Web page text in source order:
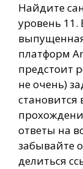
Найдите
уровень
платформ
предстоит
не очень)
становится
ответы на
забывайте
делиться